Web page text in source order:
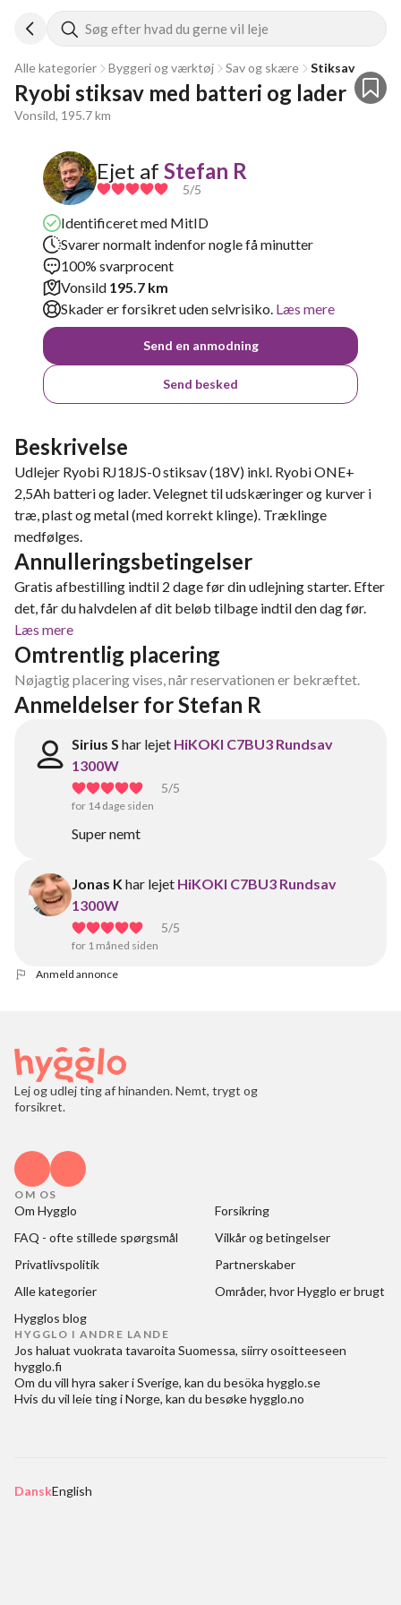
Søg efter hvad du gerne vil leje
Alle kategorier Byggeri og værktøj Sav og skære Stiksav
Ryobi stiksav med batteri og lader
Vonsild, 195.7 km
Ejet af Stefan R
5/5
Identificeret med MitID
Svarer normalt indenfor nogle få minutter
100% svarprocent
Vonsild 195.7 km
Skader er forsikret uden selvrisiko. Læs mere
Send en anmodning
Send besked
Beskrivelse
Udlejer Ryobi RJ18JS-0 stiksav (18V) inkl. Ryobi ONE+
2,5Ah batteri og lader. Velegnet til udskæringer og kurver i
træ, plast og metal (med korrekt klinge). Træklinge
medfølges.
Annulleringsbetingelser
Gratis afbestilling indtil 2 dage før din udlejning starter. Efter
det, får du halvdelen af dit beløb tilbage indtil den dag før.
Læs mere
Omtrentlig placering
Nøjagtig placering vises, når reservationen er bekræftet.
Anmeldelser for Stefan R
Sirius S har lejet HiKOKI C7BU3 Rundsav
1300W
5/5
for 14 dage siden
Super nemt
Jonas K har lejet HiKOKI C7BU3 Rundsav
1300W
5/5
for 1 måned siden
Anmeld annonce
Lej og udlej ting af hinanden. Nemt, trygt og
forsikret.
OM OS
Om Hygglo
Forsikring
FAQ - ofte stillede spørgsmål
Vilkår og betingelser
Privatlivspolitik
Partnerskaber
Alle kategorier
Områder, hvor Hygglo er brugt
Hygglos blog
HYGGLO I ANDRE LANDE
Jos haluat vuokrata tavaroita Suomessa, siirry osoitteeseen
hygglo.fi
Om du vill hyra saker i Sverige, kan du besöka hygglo.se
Hvis du vil leie ting i Norge, kan du besøkehygglo.no
DanskEnglish